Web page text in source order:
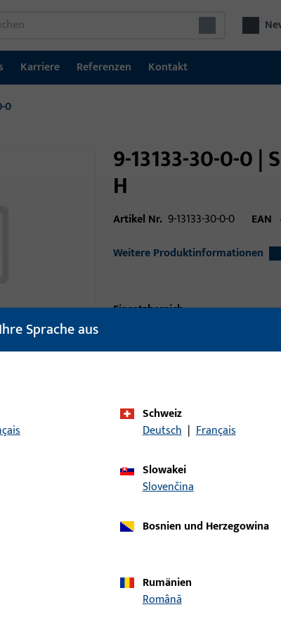
Karriere Referenzen Kontakt
0
9-13133-30-0-0 |
H
Artikel Nr. 9-13133-30-0-0 EAN
Weitere Produktinformationen
Einsatzbereich
Produkttyp
Bruttogewicht
Verpackungseinheit
Mindestbestelleinheit
70-H
Sprache aus
Schweiz
Deutsch | Français
Slowakei
Slovenčina
Bosnien und Herzegowina
Rumänien
Română